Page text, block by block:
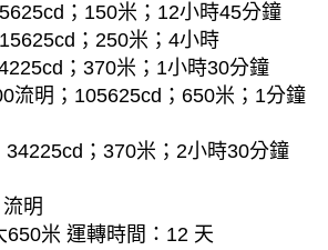
；150米；12小時45分鐘
；250米；4小時
；370米；1小時30分鐘
流明；105625cd；650米；1分鐘
；370米；2小時30分鐘
明
米 運轉時間：12 天